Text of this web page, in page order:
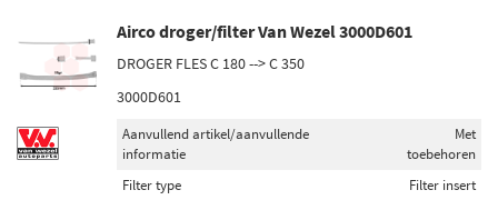
Airco droger/filter Van Wezel 3000D601
DROGER FLES C 180 --> C 350
3000D601
Aanvullend artikel/aanvullende
informatie
Met
toebehoren
Filter type
Filter insert